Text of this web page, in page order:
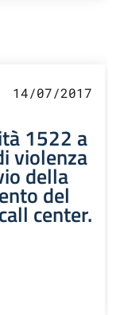
14/07/2017
1522 a
violenza
della
del
center.